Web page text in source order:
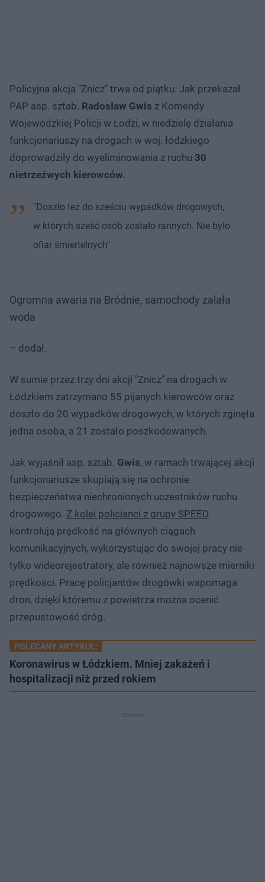
Policyjna akcja "Znicz" trwa od piątku. Jak przekazał
PAP asp. sztab. Radosław Gwis z Komendy
Wojewódzkiej Policji w Łodzi, w niedzielę działania
funkcjonariuszy na drogach w woj. łódzkiego
doprowadziły do wyeliminowania z ruchu 30
nietrzeźwych kierowców.
"Doszło też do sześciu wypadków drogowych,
w których sześć osób zostało rannych. Nie było
ofiar śmiertelnych"
Ogromna awaria na Bródnie, samochody zalała
woda
– dodał.
W sumie przez trzy dni akcji "Znicz" na drogach w
Łódzkiem zatrzymano 55 pijanych kierowców oraz
doszło do 20 wypadków drogowych, w których zginęła
jedna osoba, a 21 zostało poszkodowanych.
Jak wyjaśnił asp. sztab. Gwis, w ramach trwającej akcji
funkcjonariusze skupiają się na ochronie
bezpieczeństwa niechronionych uczestników ruchu
drogowego. Z kolei policjanci z grupy SPEED
kontrolują prędkość na głównych ciągach
komunikacyjnych, wykorzystując do swojej pracy nie
tylko wideorejestratory, ale również najnowsze mierniki
prędkości. Pracę policjantów drogówki wspomaga
dron, dzięki któremu z powietrza można ocenić
przepustowość dróg.
POLECANY ARTYKUŁ:
Koronawirus w Łódzkiem. Mniej zakażeń i
hospitalizacji niż przed rokiem